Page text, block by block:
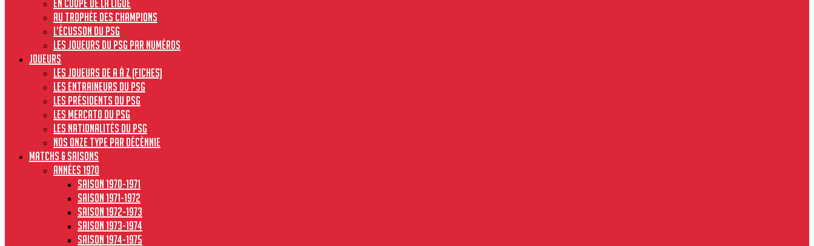
En Coupe de la Ligue
Au Trophée des Champions
L’écusson du PSG
Les joueurs du PSG par numéros
JOUEURS
Les joueurs de A à Z (fiches)
Les entraineurs du PSG
Les présidents du PSG
Les Mercato du PSG
Les nationalités du PSG
Nos onze type par décénnie
MATCHS & SAISONS
Années 1970
Saison 1970-1971
Saison 1971-1972
Saison 1972-1973
Saison 1973-1974
Saison 1974-1975